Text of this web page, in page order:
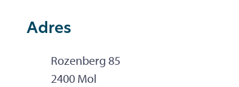
Adres
AdresRozenberg 85
,2400 Mol